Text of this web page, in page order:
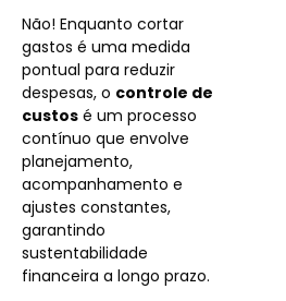
Não! Enquanto cortar
gastos é uma medida
pontual para reduzir
despesas, o controle de
custos é um processo
contínuo que envolve
planejamento,
acompanhamento e
ajustes constantes,
garantindo
sustentabilidade
financeira a longo prazo.